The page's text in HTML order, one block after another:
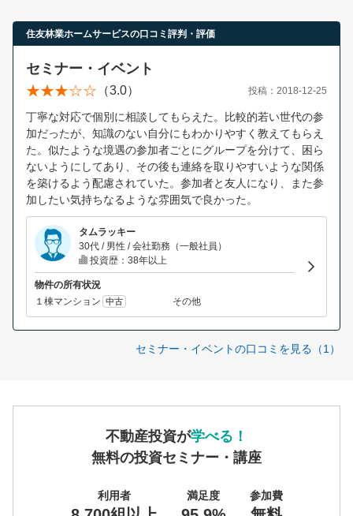
住友林業ホームサービスの口コミ評判・評価
セミナー・イベント
（3.0） 投稿：2018-12-25
丁寧な対応で個別に相談してもらえた。比較的若い世代の参
加だったが、知識のない自分にもわかりやすく教えてもらえ
た。似たような境遇の参加者ごとにグループを分けて、困ら
ないようにしてあり、その後も連絡を取りやすいような関係
を築けるよう配慮されていた。参加者と友人になり、また参
加したい気持ちなるような雰囲気で良かった。
タムラッキー
30代 / 男性 / 会社勤務（一般社員）
投資歴：38年以上
物件の所有状況
１棟マンション 中古 その他
セミナー・イベントの口コミを見る（1）
不動産投資が学べる！
無料の投資セミナー・講座
利用者 満足度 参加費